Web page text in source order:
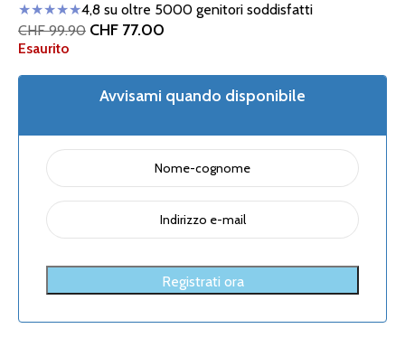
★★★★★4,8 su oltre 5000 genitori soddisfatti
CHF99.90 CHF 77.00
Esaurito
Avvisami quando disponibile
Registrati ora